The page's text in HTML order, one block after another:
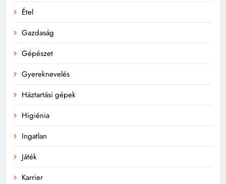
Étel
Gazdaság
Gépészet
Gyereknevelés
Háztartási gépek
Higiénia
Ingatlan
Játék
Karrier